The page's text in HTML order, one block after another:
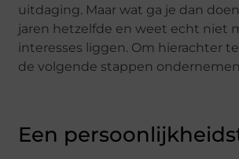
uitdaging. Maar wat ga je dan
jaren hetzelfde en weet echt niet
interesses liggen. Om hierachter
de volgende stappen
Een